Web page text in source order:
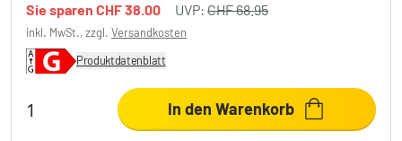
Sie sparen CHF 38.00 UVP: CHF 68.95
inkl. MwSt., zzgl. Versandkosten
Produktdatenblatt
In den Warenkorb